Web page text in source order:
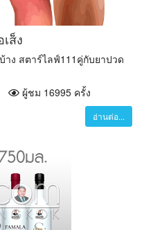
ส็ง
าง สตาร์ไลฟ์111คู่กับยาปวด
ผู้ชม 16995 ครั้ง
อ่านต่อ...